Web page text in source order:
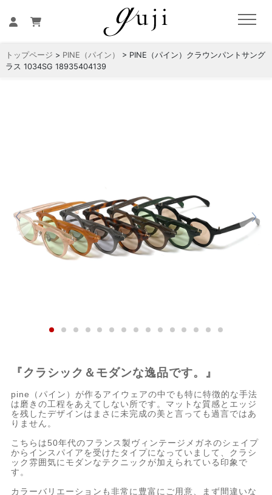
トップページ > PINE（パイン）
> PINE（パイン）クラウンパントサング
ラス 1034SG 18935404139
『クラシック＆モダンな逸品です。』
pine（パイン）が作るアイウェアの中でも特に特徴的な手法
は磨きの工程をあえてしない所です。マットな質感とエッジ
を残したデザインはまさに未完成の美と言っても過言ではあ
りません。
こちらは50年代のフランス製ヴィンテージメガネのシェイプ
からインスパイアを受けたタイプになっていまして、クラシ
ック雰囲気にモダンなテクニックが加えられている印象で
す。
カラーバリエーションも非常に豊富にご用意、まず間違いな